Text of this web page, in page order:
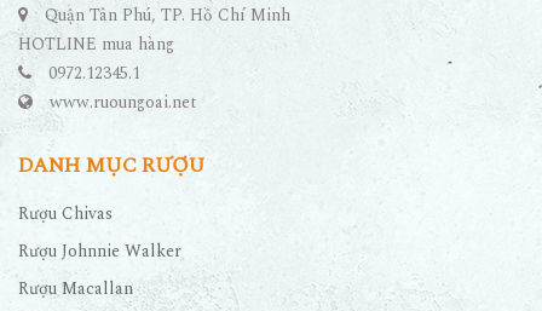
Quận Tân Phú, TP. Hồ Chí Minh
HOTLINE mua hàng
0972.12345.1
www.ruoungoai.net
DANH MỤC RƯỢU
Rượu Chivas
Rượu Johnnie Walker
Rượu Macallan